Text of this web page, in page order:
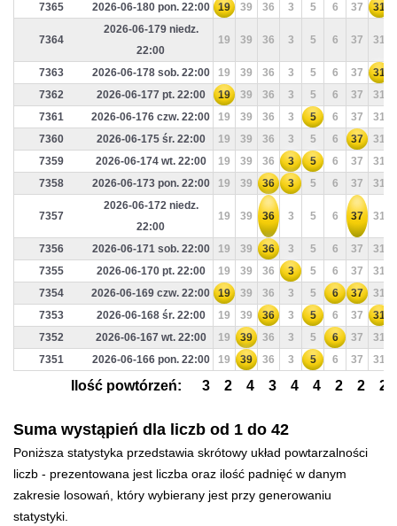
7365
2026-06-180 pon. 22:00 19 39 36 3 5 6 37 31
7364
2026-06-179 niedz.
22:00
19 39 36 3 5 6 37 31
7363 2026-06-178 sob. 22:00 19 39 36 3 5 6 37 31
7362
2026-06-177 pt. 22:00 19 39 36 3 5 6 37 31
7361
2026-06-176 czw. 22:00 19 39 36 3 5 6 37 31
7360
2026-06-175 śr. 22:00 19 39 36 3 5 6 37 31
7359
2026-06-174 wt. 22:00 19 39 36 3 5 6 37 31
7358
2026-06-173 pon. 22:00 19 39 36 3 5 6 37 31
7357
2026-06-172 niedz.
22:00
19 39 36 3 5 6 37 31
7356 2026-06-171 sob. 22:00 19 39 36 3 5 6 37 31
7355
2026-06-170 pt. 22:00 19 39 36 3 5 6 37 31
7354
2026-06-169 czw. 22:00 19 39 36 3 5 6 37 31
7353
2026-06-168 śr. 22:00 19 39 36 3 5 6 37 31
7352
2026-06-167 wt. 22:00 19 39 36 3 5 6 37 31
7351
2026-06-166 pon. 22:00 19 39 36 3 5 6 37 31
Ilość powtórzeń: 3 2 4 3 4 4 2 2 2
Suma wystąpień dla liczb od 1 do 42
Poniższa statystyka przedstawia skrótowy układ powtarzalności
liczb - prezentowana jest liczba oraz ilość padnięć w danym
zakresie losowań, który wybierany jest przy generowaniu
statystyki.